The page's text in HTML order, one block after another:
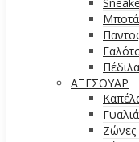
Πέδιλα
ΑΞΕΣΟΥΑΡ
Ζώνες